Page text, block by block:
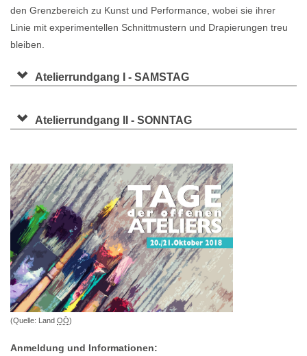
den Grenzbereich zu Kunst und Performance, wobei sie ihrer
Linie mit experimentellen Schnittmustern und Drapierungen treu
bleiben.
Atelierrundgang I - SAMSTAG
Atelierrundgang II - SONNTAG
(Quelle: Land OÖ)
Anmeldung und Informationen: